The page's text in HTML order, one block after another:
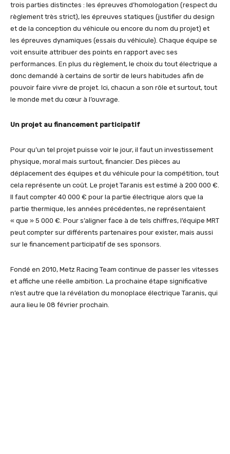
trois parties distinctes : les épreuves d’homologation (respect du
règlement très strict), les épreuves statiques (justifier du design
et de la conception du véhicule ou encore du nom du projet) et
les épreuves dynamiques (essais du véhicule). Chaque équipe se
voit ensuite attribuer des points en rapport avec ses
performances. En plus du règlement, le choix du tout électrique a
donc demandé à certains de sortir de leurs habitudes afin de
pouvoir faire vivre de projet. Ici, chacun a son rôle et surtout, tout
le monde met du cœur à l’ouvrage.
Un projet au financement participatif
Pour qu’un tel projet puisse voir le jour, il faut un investissement
physique, moral mais surtout, financier. Des pièces au
déplacement des équipes et du véhicule pour la compétition, tout
cela représente un coût. Le projet Taranis est estimé à 200 000 €.
Il faut compter 40 000 € pour la partie électrique alors que la
partie thermique, les années précédentes, ne représentaient
« que » 5 000 €. Pour s’aligner face à de tels chiffres, l’équipe MRT
peut compter sur différents partenaires pour exister, mais aussi
sur le financement participatif de ses sponsors.
Fondé en 2010, Metz Racing Team continue de passer les vitesses
et affiche une réelle ambition. La prochaine étape significative
n’est autre que la révélation du monoplace électrique Taranis, qui
aura lieu le 08 février prochain.